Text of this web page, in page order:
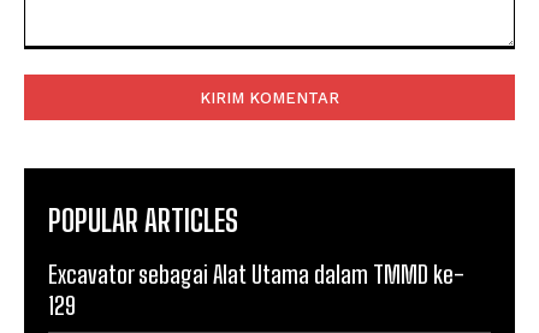
POPULAR ARTICLES
Excavator sebagai Alat Utama dalam TMMD ke-
129